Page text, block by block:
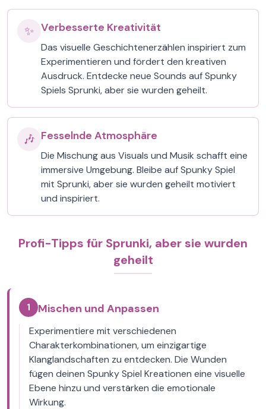
✨ Verbesserte Kreativität
Das visuelle Geschichtenerzählen inspiriert zum
Experimentieren und fördert den kreativen
Ausdruck. Entdecke neue Sounds auf Spunky
Spiels Sprunki, aber sie wurden geheilt.
🎶 Fesselnde Atmosphäre
Die Mischung aus Visuals und Musik schafft eine
immersive Umgebung. Bleibe auf Spunky Spiel
mit Sprunki, aber sie wurden geheilt motiviert
und inspiriert.
Profi-Tipps für Sprunki, aber sie wurden
geheilt
1 Mischen und Anpassen
Experimentiere mit verschiedenen
Charakterkombinationen, um einzigartige
Klanglandschaften zu entdecken. Die Wunden
fügen deinen Spunky Spiel Kreationen eine visuelle
Ebene hinzu und verstärken die emotionale
Wirkung.